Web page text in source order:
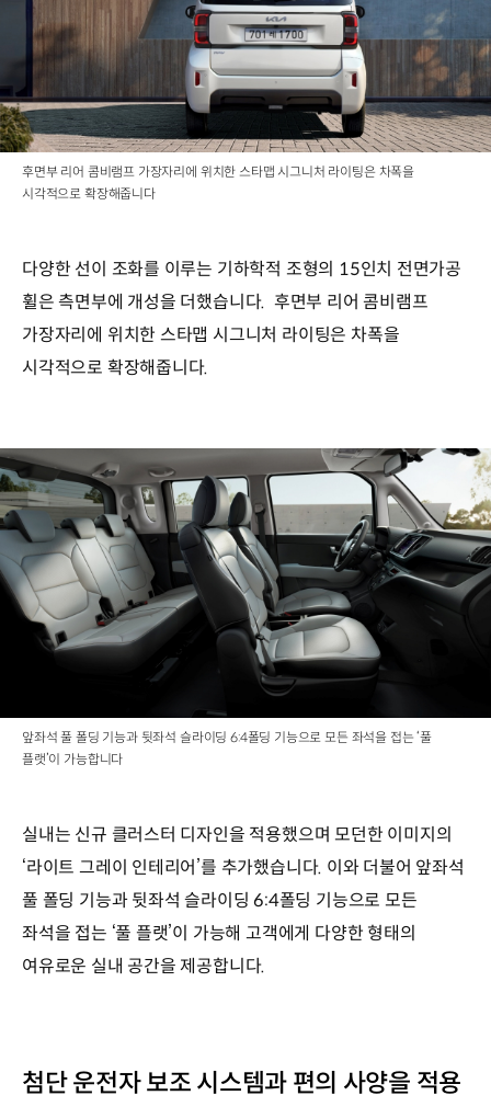
후면부 리어 콤비램프 가장자리에 위치한 스타맵 시그니처 라이팅은 차폭을
시각적으로 확장해줍니다
다양한 선이 조화를 이루는 기하학적 조형의 15인치 전면가공
휠은 측면부에 개성을 더했습니다. 후면부 리어 콤비램프
가장자리에 위치한 스타맵 시그니처 라이팅은 차폭을
시각적으로 확장해줍니다.
앞좌석 풀 폴딩 기능과 뒷좌석 슬라이딩 6:4폴딩 기능으로 모든 좌석을 접는 ‘풀
플랫’이 가능합니다
실내는 신규 클러스터 디자인을 적용했으며 모던한 이미지의
‘라이트 그레이 인테리어’를 추가했습니다. 이와 더불어 앞좌석
풀 폴딩 기능과 뒷좌석 슬라이딩 6:4폴딩 기능으로 모든
좌석을 접는 ‘풀 플랫’이 가능해 고객에게 다양한 형태의
여유로운 실내 공간을 제공합니다.
첨단 운전자 보조 시스템과 편의 사양을 적용